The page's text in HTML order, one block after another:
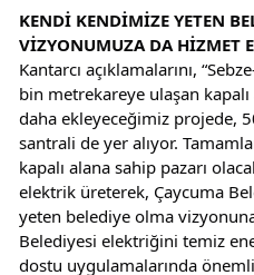
KENDİ KENDİMİZE YETEN
VİZYONUMUZA DA HİZMET
Kantarcı açıklamalarını,
bin metrekareye ulaşan
daha ekleyeceğimiz projede,
santrali de yer alıyor.
kapalı alana sahip pazarı
elektrik üreterek, Çaycuma
yeten belediye olma
Belediyesi elektriğini temiz
dostu uygulamalarında